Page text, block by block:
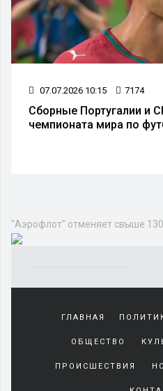
07.07.2026 10:15 7174
Сборные Португалии и
чемпионата мира по
Экономика
рейсов в столицу и